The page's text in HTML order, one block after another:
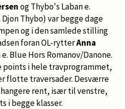
og Thybo's Laban e.
Thybo) var begge dage
og i den samlede stilling
foran OL-rytterAnna
Blue Hors Romanov/Danone.
points i hele travprogrammet,
flotte traversader. Desværre
rent, især til venstre,
i begge klasser.